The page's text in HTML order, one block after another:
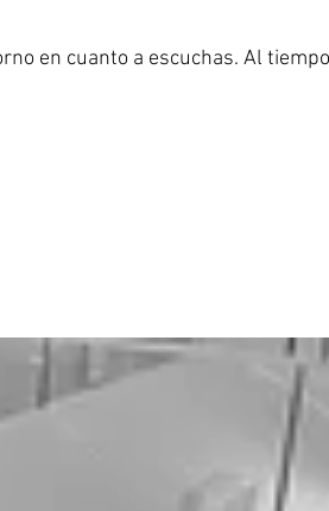
en cuanto a escuchas. Al